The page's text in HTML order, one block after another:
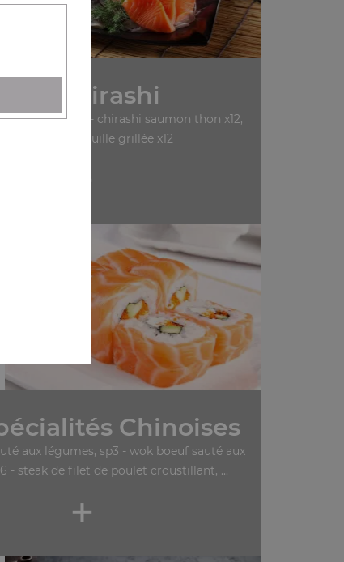
Nos Chirashi
x12, sa13- chirashi saumon thon x12,
chirashi anguille grillée x12
Chinoises
aux légumes, sp3 - wok boeuf sauté aux
- steak de filet de poulet croustillant, ...
+